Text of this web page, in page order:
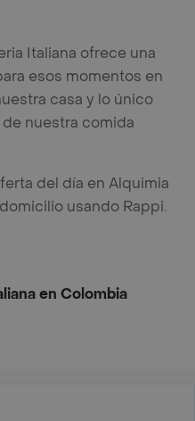
Italiana ofrece una
esos momentos en
casa y lo único
nuestra comida
del día en Alquimia
usando Rappi.
en Colombia